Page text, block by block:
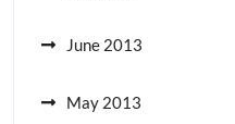
June 2013
May 2013